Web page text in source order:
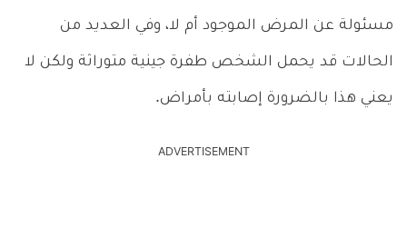
مسئولة عن المرض الموجود أم لا، وفي العديد من
الحالات قد يحمل الشخص طفرة جينية متوراثة ولكن لا
يعني هذا بالضرورة إصابته بأمراض.
ADVERTISEMENT